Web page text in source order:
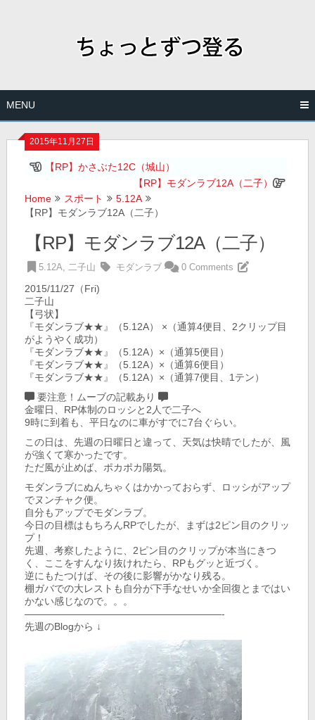
MENU
2015年11月27日
【RP】かさぶた12C（城山）
【RP】モダンラブ12A（二子）
Home
スポート
5.12A
【RP】モダンラブ12A（二子）
【RP】モダンラブ12A（二子）
5.12A,二子山 モダンラブ 0 Comments
2015/11/27（Fri)
二子山
【弓状】
『モダンラブ★★』（5.12A） ×（通算4便目、2クリップ目
がようやく成功）
『モダンラブ★★』（5.12A）×（通算5便目）
『モダンラブ★★』（5.12A）×（通算6便目）
『モダンラブ★★』（5.12A）×（通算7便目、1テン）
要注意！ムーブの記載あり
金曜日、RP体制のロッシと2人で二子へ
9時に到着も、平日なのに車がすでに7台ぐらい。
この日は、先週の日曜日と違って、天気は快晴でしたが、風
が強くて寒かったです。
ただ風が止めば、ポカポカ陽気。
モダンラブにぬんちゃくはかかっておらず、ロッシがアップ
でヌンチャク便。
自分もアップでモダンラブ。
今日の目標はもちろんRPでしたが、まずは2ピン目のクリッ
プ！
先週、考察したように、2ピン目のクリップが本当にきつ
く、ここをすんなり抜けれたら、RPもグッと近づく。
逆にもたつけば、その後に影響がかなり残る。
棚ガバでの大レストも自分が下手なせいか全回復とまではい
かない感じなので。。。
————————————————————-
先週のBlogから ↓